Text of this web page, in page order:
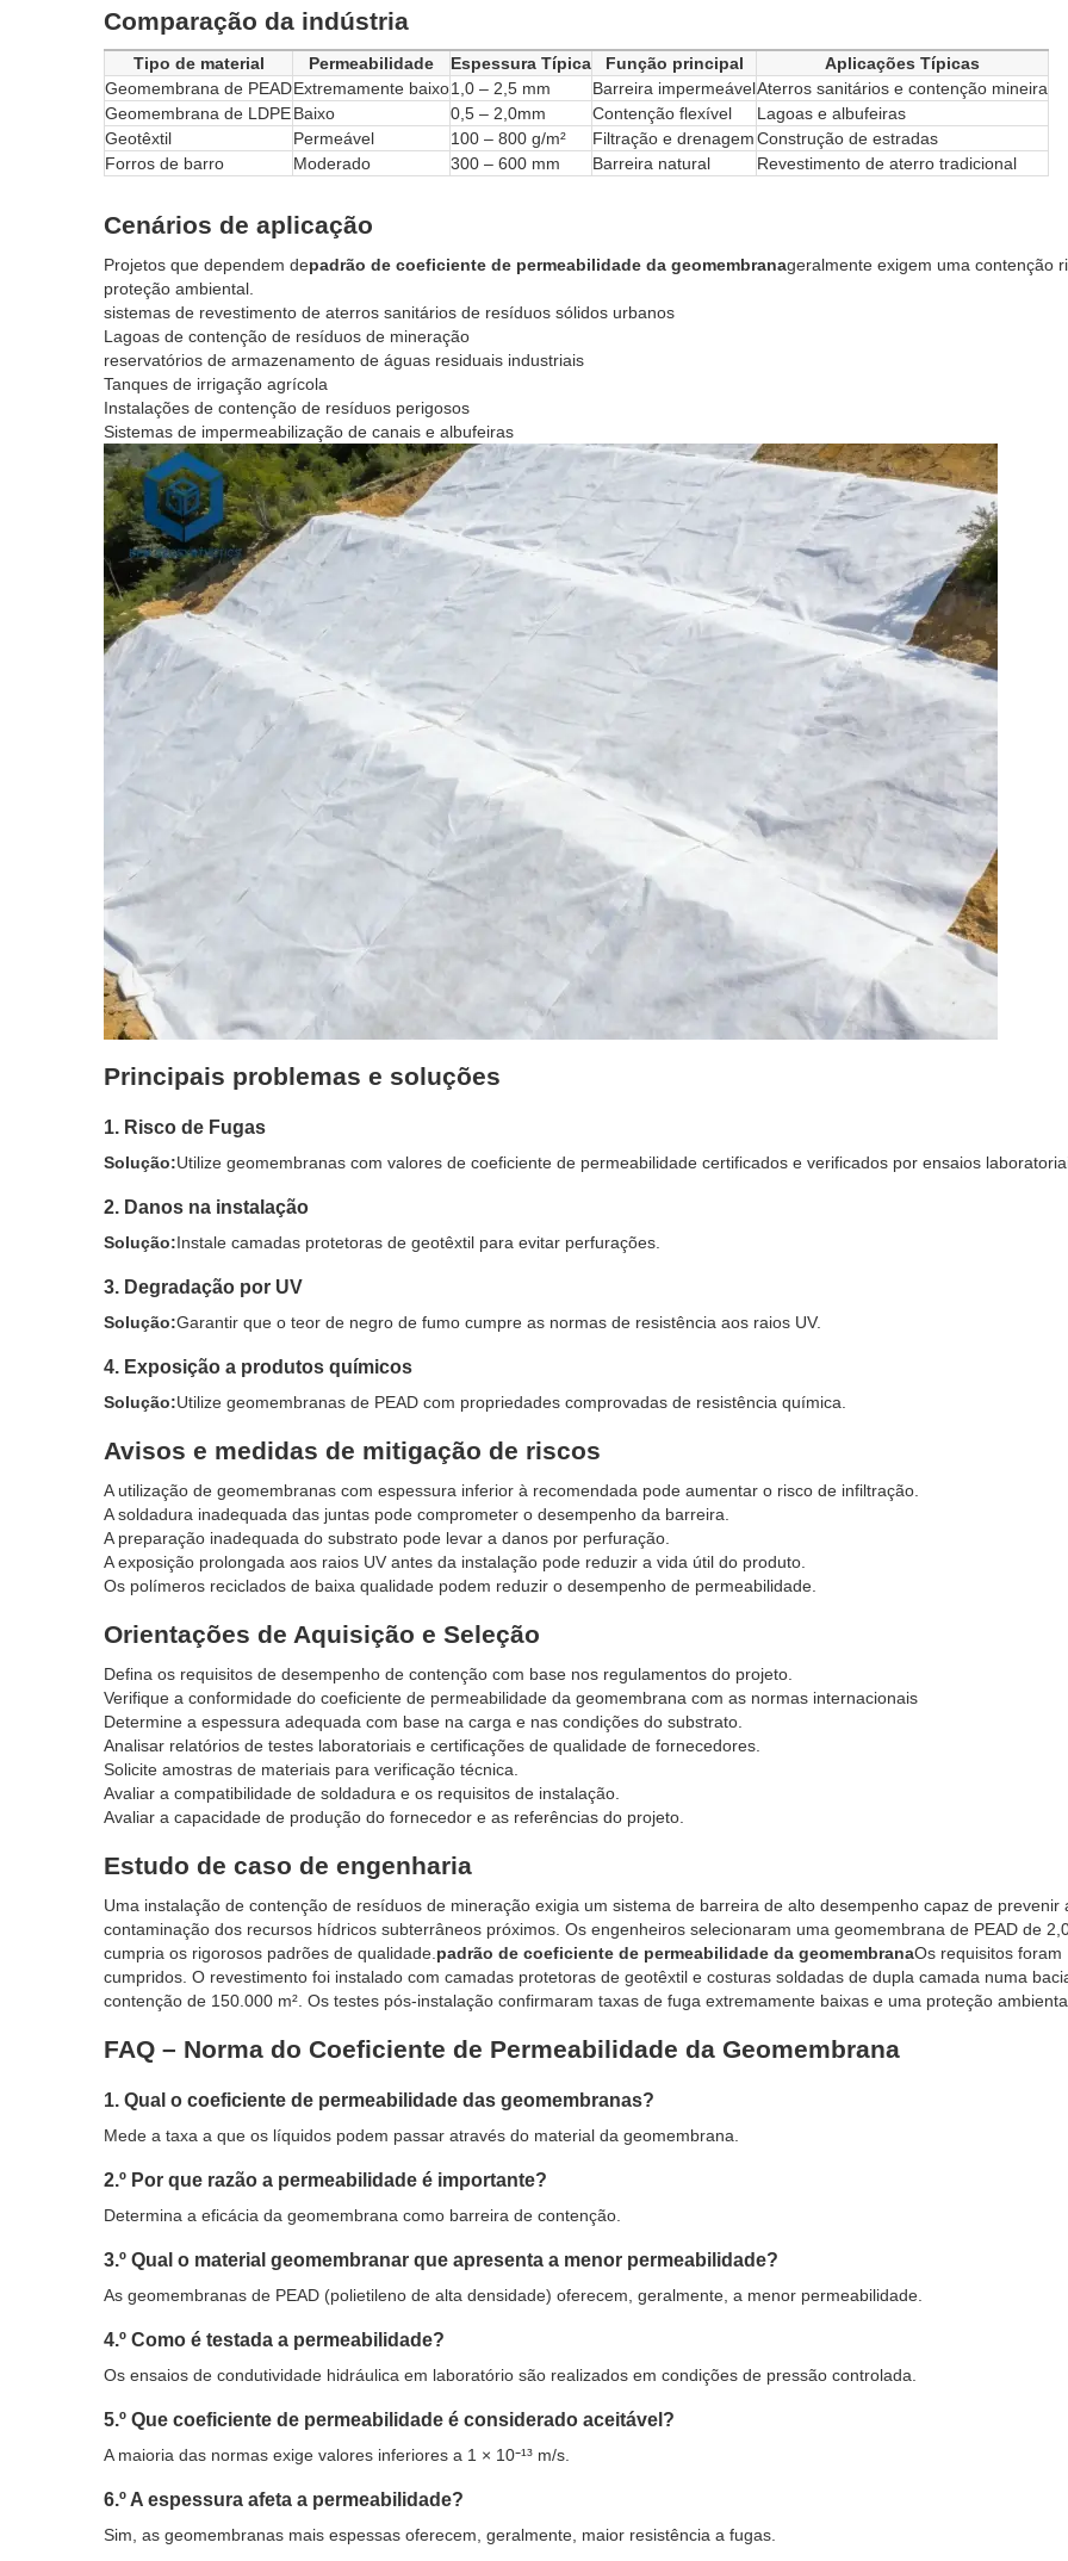
Comparação da indústria
Tipo de material Permeabilidade Espessura Típica Função principal
Aplicações Típicas
Geomembrana de PEADExtremamente baixo1,0 – 2,5 mm Barreira impermeávelAterros sanitários e contenção mineira
Geomembrana de LDPEBaixo 0,5 – 2,0mm Contenção flexível
Lagoas e albufeiras
Geotêxtil
Permeável 100 – 800 g/m² Filtração e drenagemConstrução de estradas
Forros de barro
Moderado 300 – 600 mm Barreira natural Revestimento de aterro tradicional
Cenários de aplicação
Projetos que dependem depadrão de coeficiente de permeabilidade da geomembranageralmente exigem uma contenção
proteção ambiental.
sistemas de revestimento de aterros sanitários de resíduos sólidos urbanos
Lagoas de contenção de resíduos de mineração
reservatórios de armazenamento de águas residuais industriais
Tanques de irrigação agrícola
Instalações de contenção de resíduos perigosos
Sistemas de impermeabilização de canais e albufeiras
Principais problemas e soluções
1. Risco de Fugas
Solução:Utilize geomembranas com valores de coeficiente de permeabilidade certificados e verificados por ensaios
2. Danos na instalação
Solução:Instale camadas protetoras de geotêxtil para evitar perfurações.
3. Degradação por UV
Solução:Garantir que o teor de negro de fumo cumpre as normas de resistência aos raios UV.
4. Exposição a produtos químicos
Solução:Utilize geomembranas de PEAD com propriedades comprovadas de resistência química.
Avisos e medidas de mitigação de riscos
A utilização de geomembranas com espessura inferior à recomendada pode aumentar o risco de infiltração.
A soldadura inadequada das juntas pode comprometer o desempenho da barreira.
A preparação inadequada do substrato pode levar a danos por perfuração.
A exposição prolongada aos raios UV antes da instalação pode reduzir a vida útil do produto.
Os polímeros reciclados de baixa qualidade podem reduzir o desempenho de permeabilidade.
Orientações de Aquisição e Seleção
Defina os requisitos de desempenho de contenção com base nos regulamentos do projeto.
Verifique a conformidade do coeficiente de permeabilidade da geomembrana com as normas internacionais
Determine a espessura adequada com base na carga e nas condições do substrato.
Analisar relatórios de testes laboratoriais e certificações de qualidade de fornecedores.
Solicite amostras de materiais para verificação técnica.
Avaliar a compatibilidade de soldadura e os requisitos de instalação.
Avaliar a capacidade de produção do fornecedor e as referências do projeto.
Estudo de caso de engenharia
Uma instalação de contenção de resíduos de mineração exigia um sistema de barreira de alto desempenho capaz de prevenir
contaminação dos recursos hídricos subterrâneos próximos. Os engenheiros selecionaram uma geomembrana de PEAD de
cumpria os rigorosos padrões de qualidade. padrão de coeficiente de permeabilidade da geomembranaOs requisitos foram
cumpridos. O revestimento foi instalado com camadas protetoras de geotêxtil e costuras soldadas de dupla camada numa
contenção de 150.000 m². Os testes pós-instalação confirmaram taxas de fuga extremamente baixas e uma proteção
FAQ – Norma do Coeficiente de Permeabilidade da Geomembrana
1. Qual o coeficiente de permeabilidade das geomembranas?
Mede a taxa a que os líquidos podem passar através do material da geomembrana.
2.º Por que razão a permeabilidade é importante?
Determina a eficácia da geomembrana como barreira de contenção.
3.º Qual o material geomembranar que apresenta a menor permeabilidade?
As geomembranas de PEAD (polietileno de alta densidade) oferecem, geralmente, a menor permeabilidade.
4.º Como é testada a permeabilidade?
Os ensaios de condutividade hidráulica em laboratório são realizados em condições de pressão controlada.
5.º Que coeficiente de permeabilidade é considerado aceitável?
A maioria das normas exige valores inferiores a 1 × 10⁻¹³ m/s.
6.º A espessura afeta a permeabilidade?
Sim, as geomembranas mais espessas oferecem, geralmente, maior resistência a fugas.